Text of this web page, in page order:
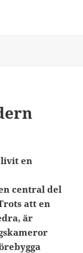
en
central del
att en
är